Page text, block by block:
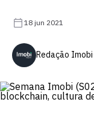
18 jun 2021
Redação Imobi